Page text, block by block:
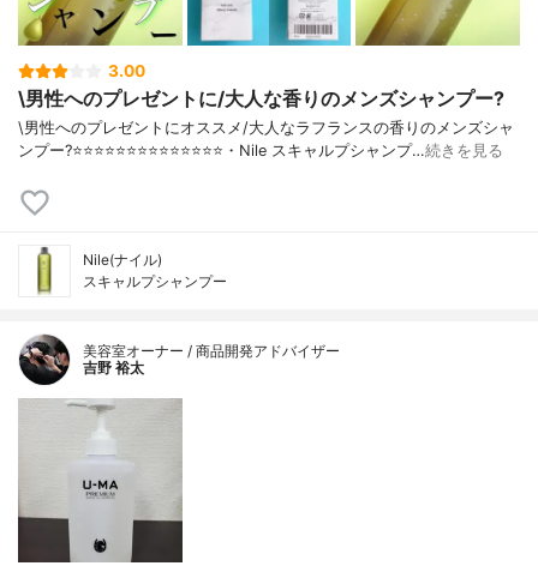
3.00
\男性へのプレゼントに/大人な香りのメンズシャンプー?
\男性へのプレゼントにオススメ/大人なラフランスの香りのメンズシャ
ンプー?⭐️⭐️⭐️⭐️⭐️⭐️⭐️⭐️⭐️⭐️⭐️⭐️⭐️⭐️・Nile スキャルプシャンプ…続きを見る
Nile(ナイル)
スキャルプシャンプー
美容室オーナー / 商品開発アドバイザー
吉野 裕太